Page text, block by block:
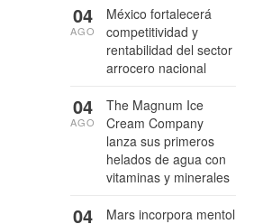
México fortalecerá
competitividad y
rentabilidad del sector
arrocero nacional
04
AGO
The Magnum Ice
Cream Company
lanza sus primeros
helados de agua con
vitaminas y minerales
04
AGO
Mars incorpora mentol
04